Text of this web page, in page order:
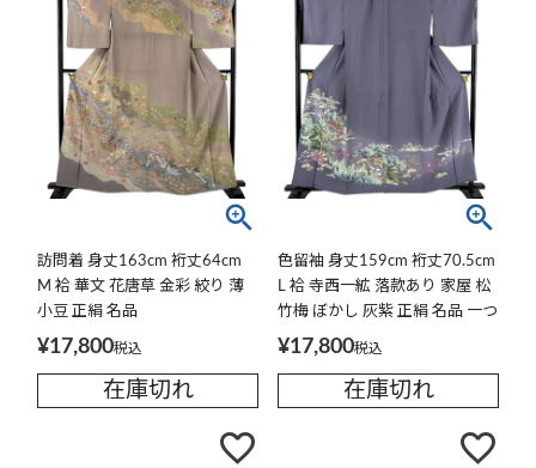
訪問着 身丈163cm 裄丈64cm
M 袷 華文 花唐草 金彩 絞り 薄
小豆 正絹 名品
¥17,800税込
在庫切れ
色留袖 身丈159cm 裄丈70.5cm
L 袷 寺西一絋 落款あり 家屋 松
竹梅 ぼかし 灰紫 正絹 名品 一つ
紋
¥17,800税込
在庫切れ